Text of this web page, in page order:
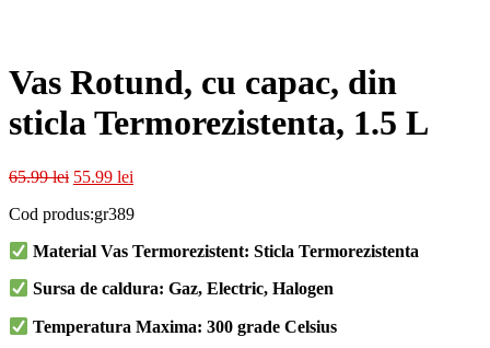
Vas Rotund, cu capac, din
sticla Termorezistenta, 1.5 L
65.99lei Prețul
a
65.99 lei.
55.99 lei
este:
Cod produs:gr389
Material Vas Termorezistent: Sticla Termorezistenta
Sursa de caldura: Gaz, Electric, Halogen
Temperatura Maxima: 300 grade Celsius